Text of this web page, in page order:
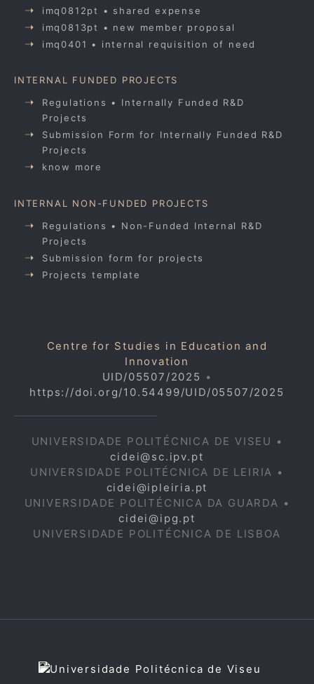
imq0812pt • shared expense
imq0813pt • new member proposal
imq0401 • internal requisition of need
INTERNAL FUNDED PROJECTS
Regulations • Internally Funded R&D
Projects
Submission Form for Internally Funded R&D
Projects
know more
INTERNAL NON-FUNDED PROJECTS
Regulations • Non-Funded Internal R&D
Projects
Submission form for projects
Projects template
Centre for Studies in Education and
Innovation
UID/05507/2025 •
https://doi.org/10.54499/UID/05507/2025
UNIVERSIDADE POLITÉCNICA DE VISEU •
cidei@sc.ipv.pt
UNIVERSIDADE POLITÉCNICA DE LEIRIA •
cidei@ipleiria.pt
UNIVERSIDADE POLITÉCNICA DA GUARDA •
cidei@ipg.pt
UNIVERSIDADE POLITÉCNICA DE LISBOA